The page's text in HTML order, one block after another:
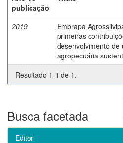
publicação
2019
Embrapa
primeiras
desenvolvimento de
agropecuária
Resultado 1-1 de 1.
Busca facetada
Editor